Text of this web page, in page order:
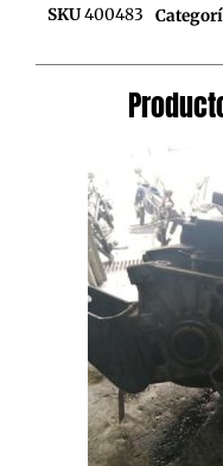
SKU400483